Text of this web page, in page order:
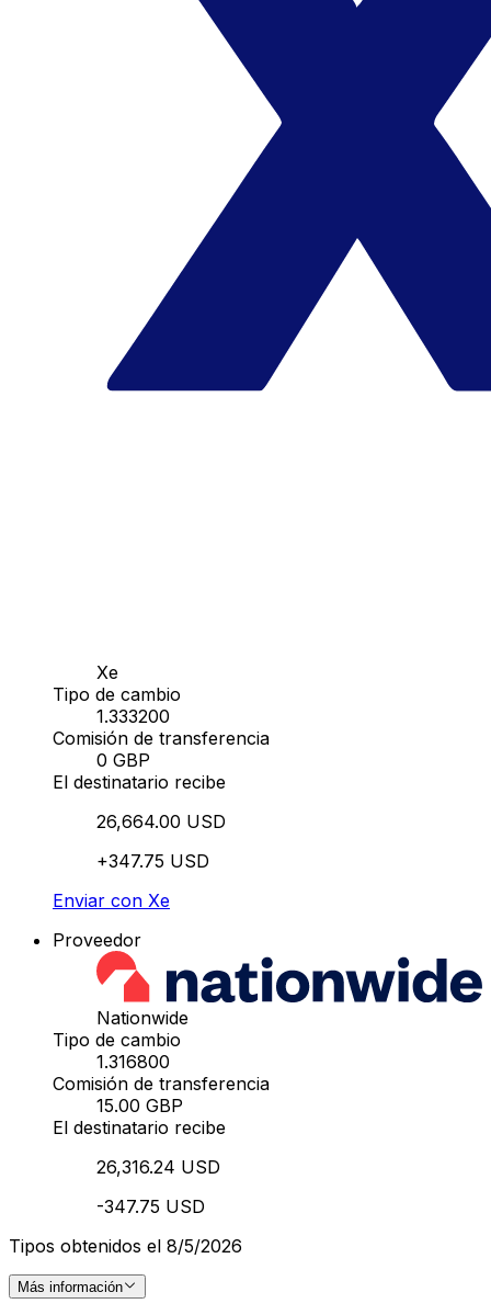
Xe
Tipo de cambio
1.333200
Comisión de transferencia
0 GBP
El destinatario recibe
26,664.00 USD
+347.75 USD
Enviar con Xe
Proveedor
Nationwide
Tipo de cambio
1.316800
Comisión de transferencia
15.00 GBP
El destinatario recibe
26,316.24 USD
-347.75 USD
Tipos obtenidos el 8/5/2026
Más información